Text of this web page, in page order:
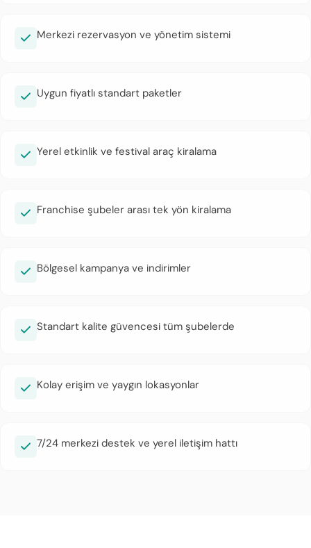
Merkezi rezervasyon ve yönetim sistemi
Uygun fiyatlı standart paketler
Yerel etkinlik ve festival araç kiralama
Franchise şubeler arası tek yön kiralama
Bölgesel kampanya ve indirimler
Standart kalite güvencesi tüm şubelerde
Kolay erişim ve yaygın lokasyonlar
7/24 merkezi destek ve yerel iletişim hattı